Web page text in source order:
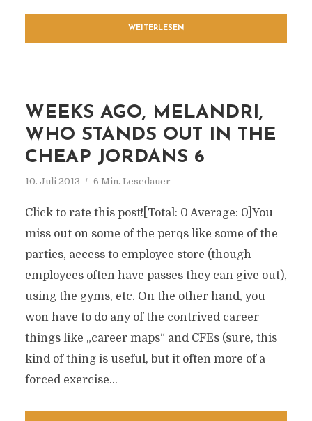
WEITERLESEN
WEEKS AGO, MELANDRI,
WHO STANDS OUT IN THE
CHEAP JORDANS 6
10. Juli 2013 6 Min. Lesedauer
Click to rate this post![Total: 0 Average: 0]You
miss out on some of the perqs like some of the
parties, access to employee store (though
employees often have passes they can give out),
using the gyms, etc. On the other hand, you
won have to do any of the contrived career
things like „career maps“ and CFEs (sure, this
kind of thing is useful, but it often more of a
forced exercise...